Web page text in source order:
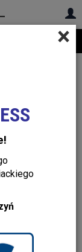
+48 22 299 19 84
×